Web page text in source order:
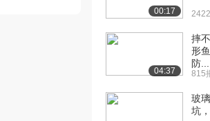
[16] 16.氢氧化铁胶体制
实验
4978播放
00:17
04:37
摔
形
防...
815
玻
坑